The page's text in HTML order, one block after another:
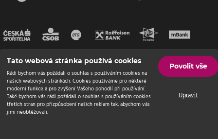
Tato webová stránka používá cookies
Rádi bychom vás požádali o souhlas s používáním cookies na
našich webových stránkách. Cookies používáme pro některé
moderní funkce a pro zvýšení Vašeho pohodlí při používání.
Také bychom vás rádi požádali o souhlas s používáním cookies
třetích stran pro přizpůsobení našich reklam tak, abychom vás
jimi neobtěžovali.
Povolit vše
Upravit